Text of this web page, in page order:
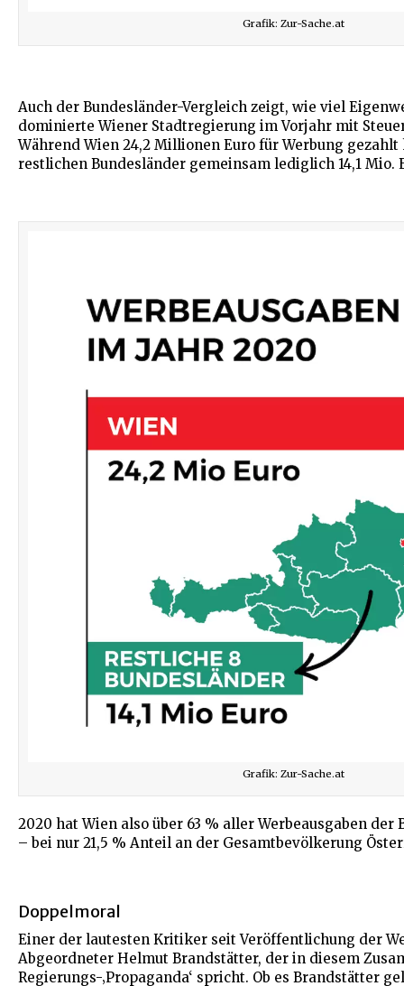
Grafik: Zur-Sache.at
Auch der Bundesländer-Vergleich zeigt, wie viel
dominierte Wiener Stadtregierung im Vorjahr mit
Während Wien 24,2 Millionen Euro für Werbung gezahlt
restlichen Bundesländer gemeinsam lediglich 14,1 Mio.
Grafik: Zur-Sache.at
2020 hat Wien also über 63 % aller Werbeausgaben
– bei nur 21,5 % Anteil an der Gesamtbevölkerung
Doppelmoral
Einer der lautesten Kritiker seit Veröffentlichung der
Abgeordneter Helmut Brandstätter, der in diesem
Regierungs-‚Propaganda‘ spricht. Ob es Brandstätter